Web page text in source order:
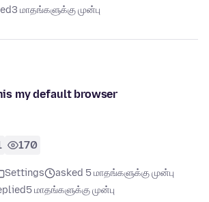
3 மாதங்களுக்கு முன்பு
my default browser
170
Settings
asked 5 மாதங்களுக்கு முன்பு
5 மாதங்களுக்கு முன்பு